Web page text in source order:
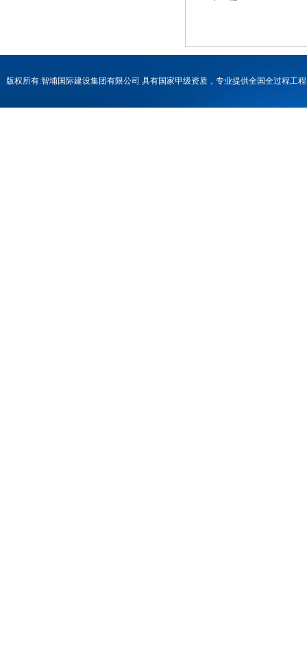
版权所有:智埔国际建设集团有限公司 具有国家甲级资质，专业提供全国全过程